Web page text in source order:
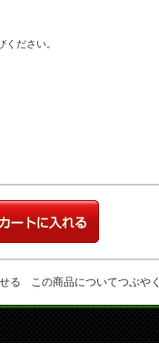
ださい。
る この商品についてつぶやく